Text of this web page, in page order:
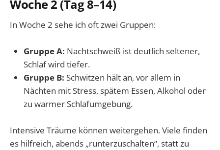
Woche 2 (Tag 8–14)
In Woche 2 sehe ich oft zwei Gruppen:
Gruppe A: Nachtschweiß ist deutlich seltener,
Schlaf wird tiefer.
Gruppe B: Schwitzen hält an, vor allem in
Nächten mit Stress, spätem Essen, Alkohol oder
zu warmer Schlafumgebung.
Intensive Träume können weitergehen. Viele finden
es hilfreich, abends „runterzuschalten“, statt zu